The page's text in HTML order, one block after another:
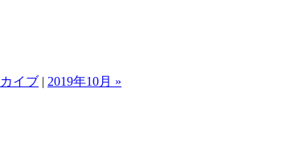
イブ | 2019年10月 »